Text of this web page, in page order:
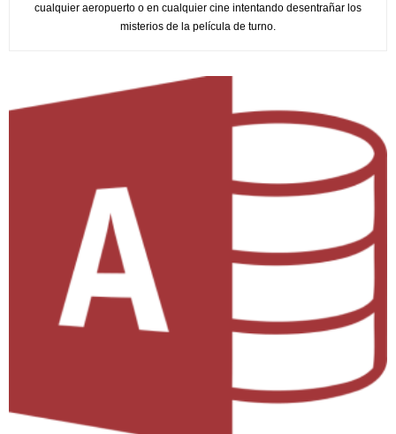
cualquier aeropuerto o en cualquier cine intentando desentrañar los
misterios de la película de turno.